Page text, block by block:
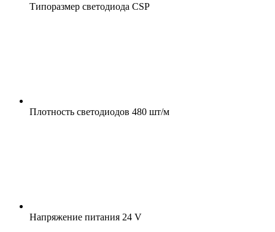
Типоразмер светодиода CSP
Плотность светодиодов 480 шт/м
Напряжение питания 24 V